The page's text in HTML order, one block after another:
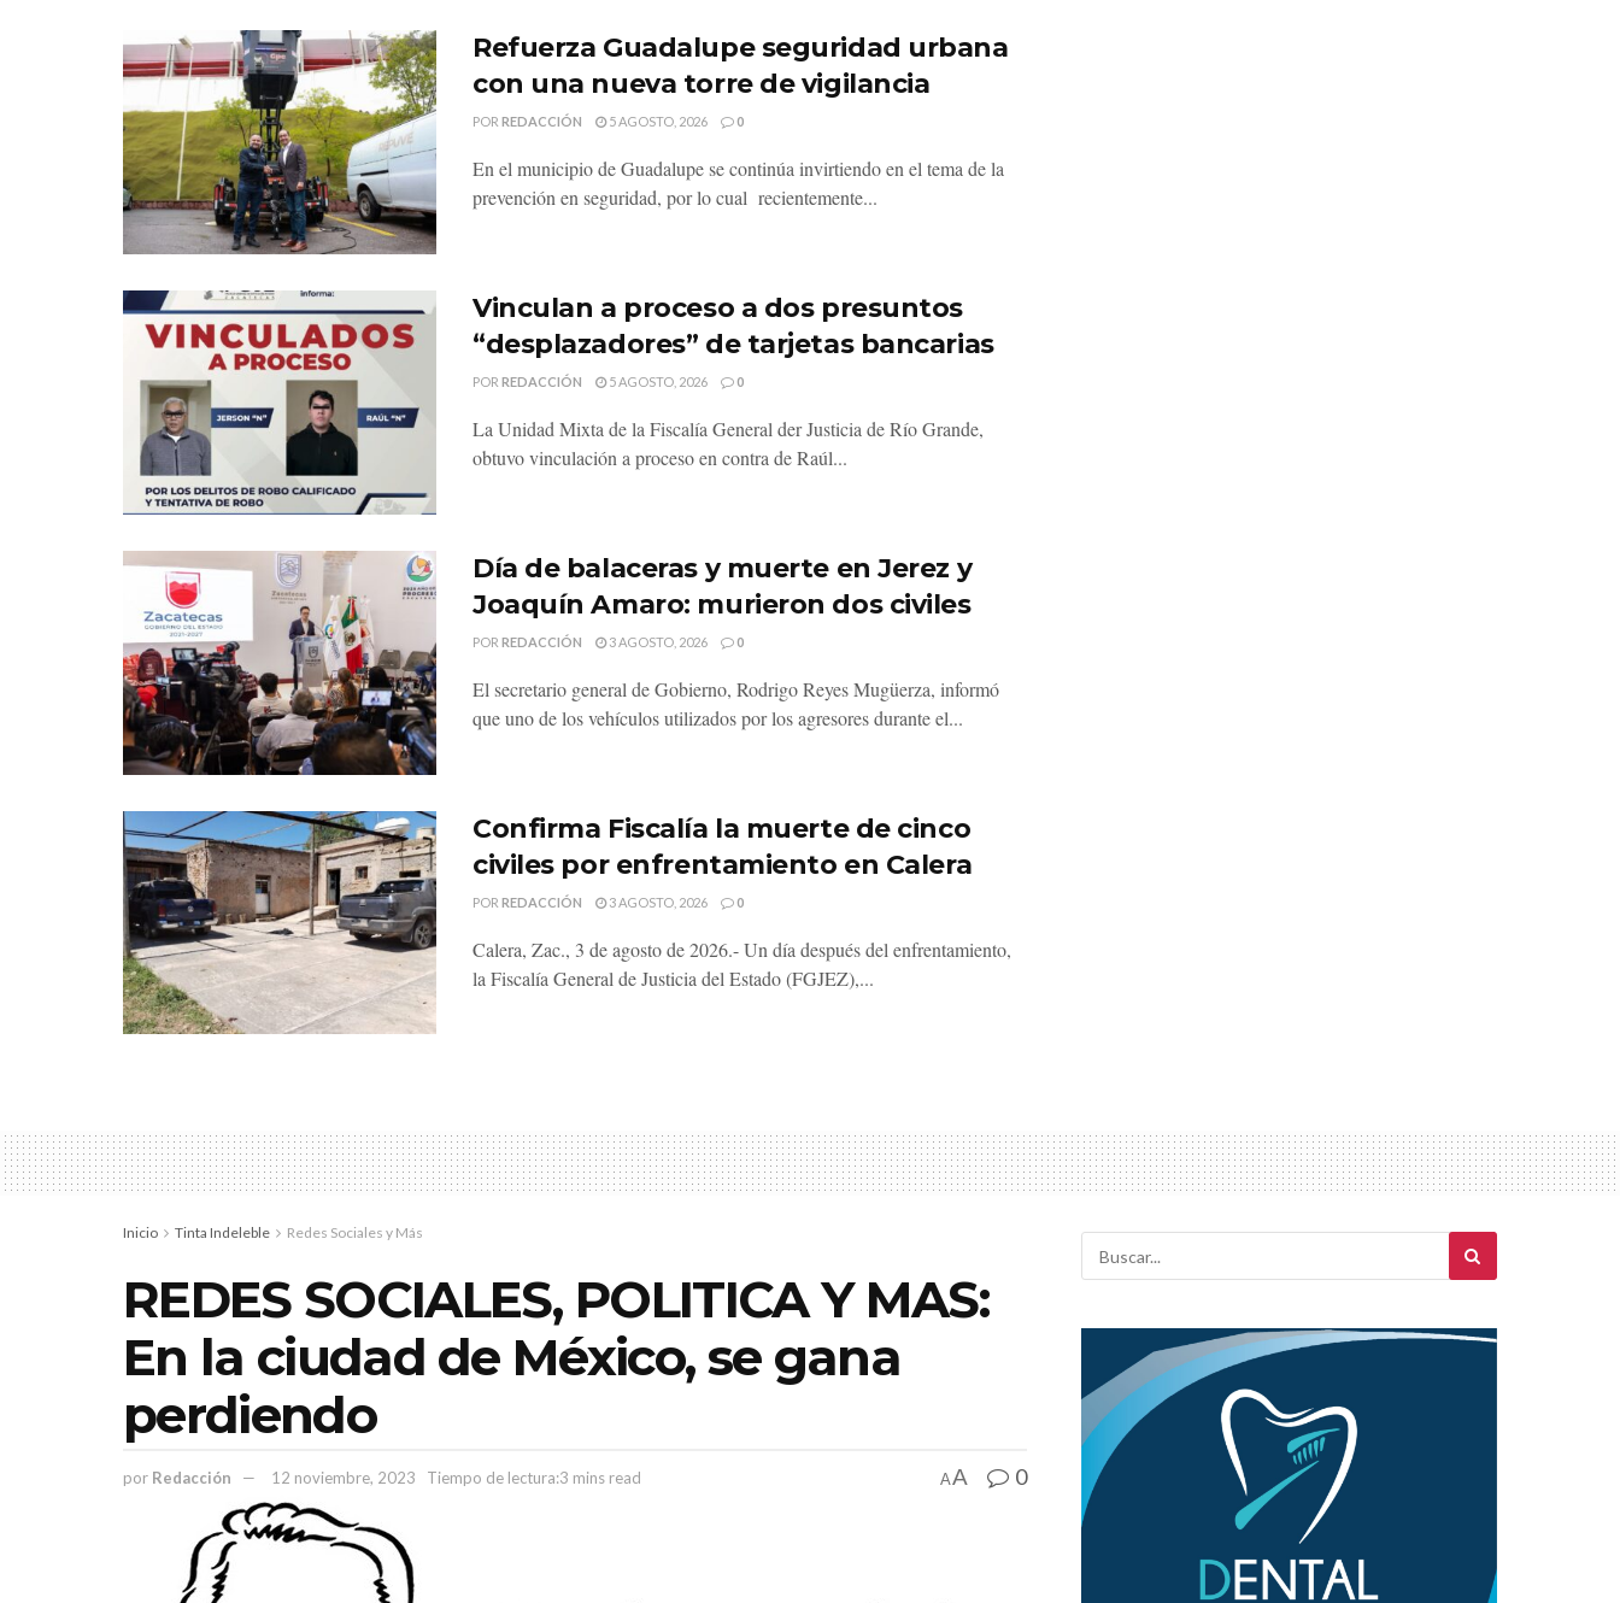
Refuerza Guadalupe seguridad urbana
con una nueva torre de vigilancia
POR REDACCIÓN 5 AGOSTO, 2026 0
En el municipio de Guadalupe se continúa invirtiendo en el tema de la
prevención en seguridad, por lo cual recientemente...
Vinculan a proceso a dos presuntos
“desplazadores” de tarjetas bancarias
POR REDACCIÓN 5 AGOSTO, 2026 0
La Unidad Mixta de la Fiscalía General der Justicia de Río Grande,
obtuvo vinculación a proceso en contra de Raúl...
Día de balaceras y muerte en Jerez y
Joaquín Amaro: murieron dos civiles
POR REDACCIÓN 3 AGOSTO, 2026 0
El secretario general de Gobierno, Rodrigo Reyes Mugüerza, informó
que uno de los vehículos utilizados por los agresores durante el...
Confirma Fiscalía la muerte de cinco
civiles por enfrentamiento en Calera
POR REDACCIÓN 3 AGOSTO, 2026 0
Calera, Zac., 3 de agosto de 2026.- Un día después del enfrentamiento,
la Fiscalía General de Justicia del Estado (FGJEZ),...
Inicio Tinta Indeleble Redes Sociales y Más
REDES SOCIALES, POLITICA Y MAS:
En la ciudad de México, se gana
perdiendo
por Redacción 12 noviembre, 2023 Tiempo de lectura:3 mins read AA 0